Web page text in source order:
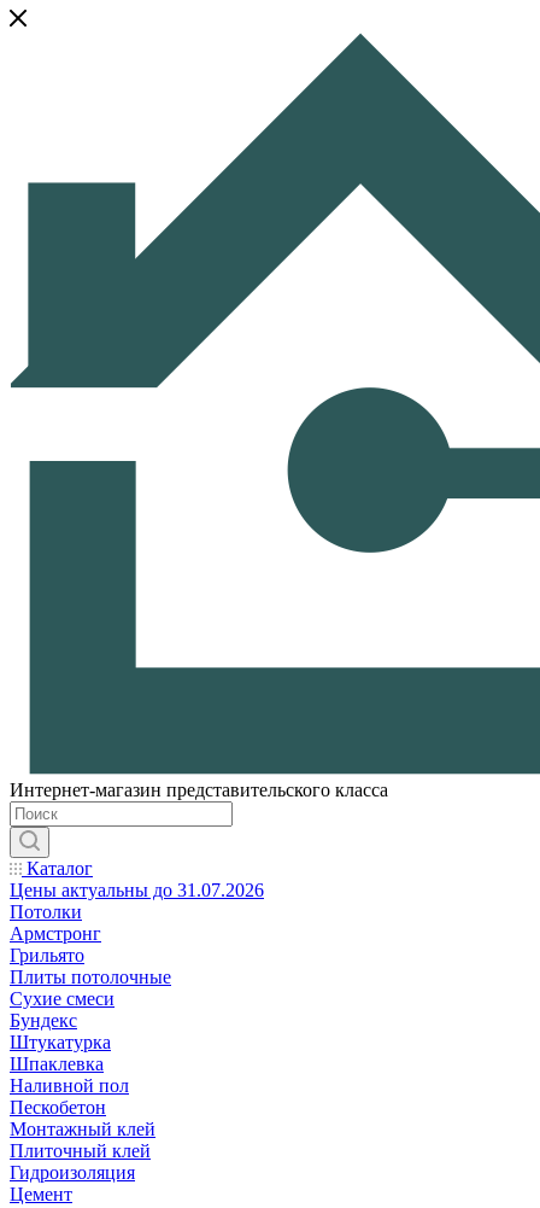
Интернет-магазин представительского класса
Каталог
Цены актуальны до 31.07.2026
Потолки
Армстронг
Грильято
Плиты потолочные
Сухие смеси
Бундекс
Штукатурка
Шпаклевка
Наливной пол
Пескобетон
Монтажный клей
Плиточный клей
Гидроизоляция
Цемент